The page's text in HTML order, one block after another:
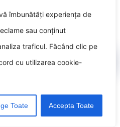
îmbunătăți experiența de
sau conținut
traficul. Făcând clic pe
cu utilizarea cookie-
Toate Accepta Toate
mic.
tale
fotografii macro
le împărtășiți lumii!